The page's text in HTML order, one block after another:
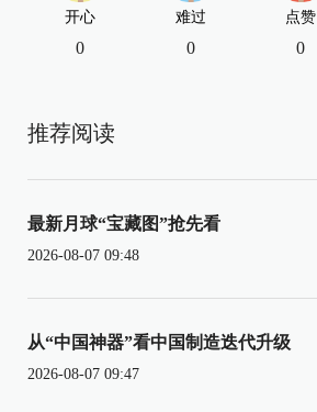
开心
0
难过
0
点赞
0
推荐阅读
最新月球“宝藏图”抢先看
2026-08-07 09:48
从“中国神器”看中国制造迭代升级
2026-08-07 09:47